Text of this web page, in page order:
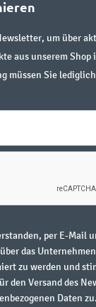
um über
aus unserem Shop
müssen Sie
per E-Mail
das
zu werden und
den Versand des
Daten